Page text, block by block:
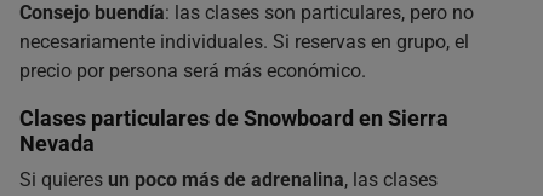
Consejo buendía: las clases son particulares, pero no
necesariamente individuales. Si reservas en grupo, el
precio por persona será más económico.
Clases particulares de Snowboard en Sierra
Nevada
Si quieres un poco más de adrenalina, las clases